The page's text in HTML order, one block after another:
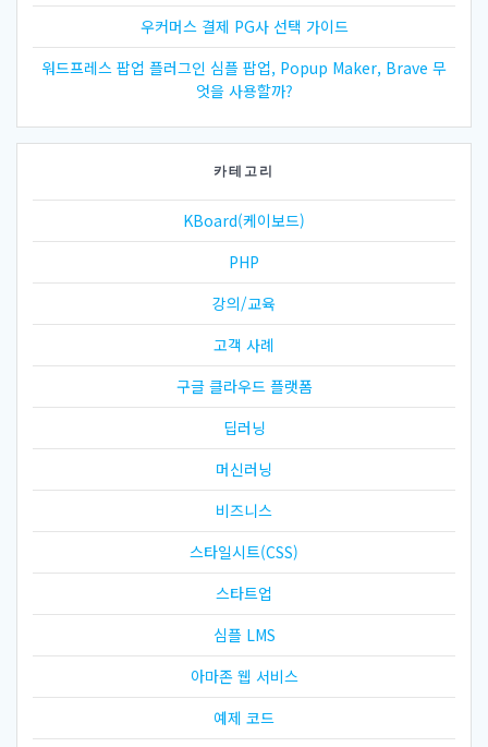
우커머스 결제 PG사 선택 가이드
워드프레스 팝업 플러그인 심플 팝업, Popup Maker, Brave 무
엇을 사용할까?
카테고리
KBoard(케이보드)
PHP
강의/교육
고객 사례
구글 클라우드 플랫폼
딥러닝
머신러닝
비즈니스
스타일시트(CSS)
스타트업
심플 LMS
아마존 웹 서비스
예제 코드